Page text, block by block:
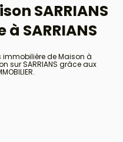
SARRIANS
SARRIANS
immobilière de Maison à
sur SARRIANS grâce aux